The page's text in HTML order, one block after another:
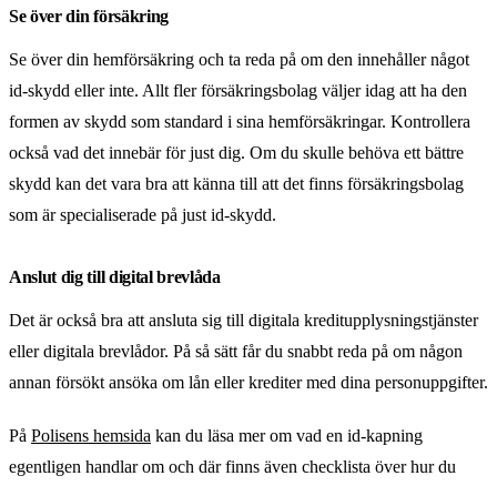
Se över din försäkring
Se över din hemförsäkring och ta reda på om den innehåller något
id-skydd eller inte. Allt fler försäkringsbolag väljer idag att ha den
formen av skydd som standard i sina hemförsäkringar. Kontrollera
också vad det innebär för just dig. Om du skulle behöva ett bättre
skydd kan det vara bra att känna till att det finns försäkringsbolag
som är specialiserade på just id-skydd.
Anslut dig till digital brevlåda
Det är också bra att ansluta sig till digitala kreditupplysningstjänster
eller digitala brevlådor. På så sätt får du snabbt reda på om någon
annan försökt ansöka om lån eller krediter med dina personuppgifter.
På Polisens hemsida kan du läsa mer om vad en id-kapning
egentligen handlar om och där finns även checklista över hur du